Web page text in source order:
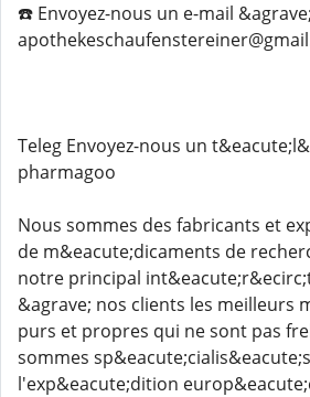
☎️ Envoyez-nous un e-mail
Teleg️ Envoyez-nous un
pharmagoo
Nous sommes des fabricants et
de m&eacute;dicaments de
notre principal
&agrave; nos clients les meilleurs
purs et propres qui ne sont pas
sommes
l'exp&eacute;dition